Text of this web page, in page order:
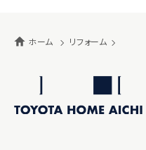
ホーム リフォーム